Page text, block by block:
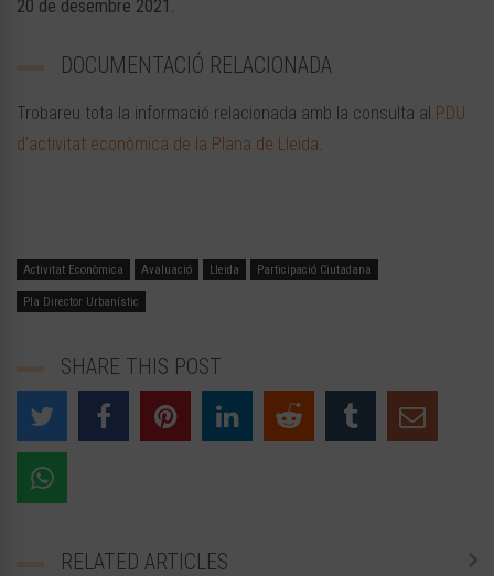
20 de desembre 2021.
DOCUMENTACIÓ RELACIONADA
Trobareu tota la informació relacionada amb la consulta al PDU
d’activitat econòmica de la Plana de Lleida
Activitat Econòmica Avaluació Lleida Participació Ciutadana
Pla Director Urbanístic
SHARE THIS POST
RELATED ARTICLES